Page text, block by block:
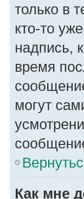
только в
кто-то
надпись,
время
могут
Как мне